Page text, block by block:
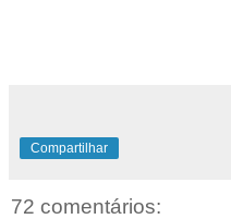
Compartilhar
72 comentários: